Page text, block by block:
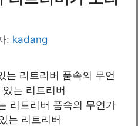
: kadang
리트리버 품속의 무언가
는 리트리버